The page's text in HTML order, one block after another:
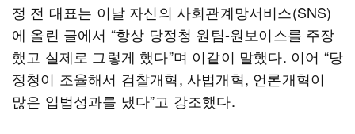
정 전 대표는 이날 자신의 사회관계망서비스(SNS)
에 올린 글에서 “항상 당정청 원팀-원보이스를 주장
했고 실제로 그렇게 했다”며 이같이 말했다. 이어 “당
정청이 조율해서 검찰개혁, 사법개혁, 언론개혁이
많은 입법성과를 냈다”고 강조했다.